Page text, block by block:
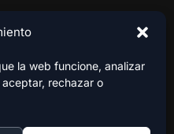
la web funcione, analizar
rechazar o